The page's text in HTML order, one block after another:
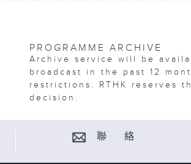
PROGRAMME ARCHIVE
Archive service will be
broadcast in the past 12
restrictions. RTHK reserves
decision.
聯 絡